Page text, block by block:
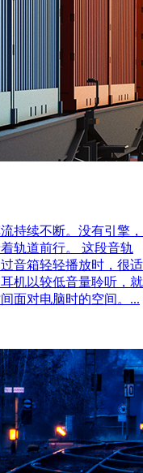
持续不断。没有引擎，
轨道前行。 这段音轨
音箱轻轻播放时，很适
机以较低音量聆听，就
面对电脑时的空间。...